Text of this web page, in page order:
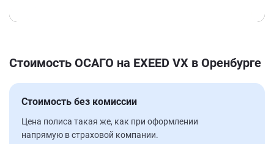
Стоимость ОСАГО на EXEED VX в Оренбурге
Стоимость без комиссии
Цена полиса такая же, как при оформлении
напрямую в страховой компании.